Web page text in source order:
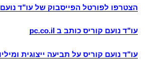
הצטרפו לפורטל הפייסבוק של עו"ד
עו"ד נועם קוריס כותב ב pc.co.il
עו"ד נועם קוריס על תביעה ייצוגית